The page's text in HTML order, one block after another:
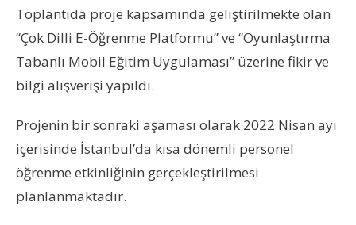
Toplantıda proje kapsamında geliştirilmekte olan
“Çok Dilli E-Öğrenme Platformu” ve “Oyunlaştırma
Tabanlı Mobil Eğitim Uygulaması” üzerine fikir ve
bilgi alışverişi yapıldı.
Projenin bir sonraki aşaması olarak 2022 Nisan ayı
içerisinde İstanbul’da kısa dönemli personel
öğrenme etkinliğinin gerçekleştirilmesi
planlanmaktadır.